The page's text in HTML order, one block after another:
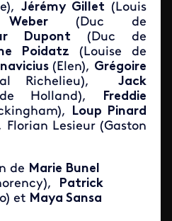
Jérémy Gillet (Louis
(Duc de
Dupont (Duc de
Poidatz (Louise de
(Elen), Grégoire
Richelieu),Jack
Holland),
Freddie
Loup Pinard
Lesieur (Gaston
de Marie Bunel
Patrick
et Maya Sansa